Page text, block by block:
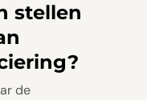
stellen
de